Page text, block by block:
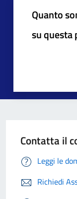
Quanto
su questa
Contatta il
Leggi le
Richiedi